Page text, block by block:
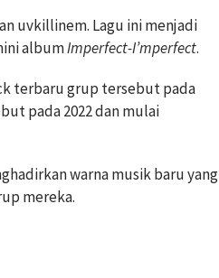
uvkillinem. Lagu ini menjadi
albumImperfect-I’mperfect.
terbaru grup tersebut pada
pada 2022 dan mulai
warna musik baru yang
mereka.